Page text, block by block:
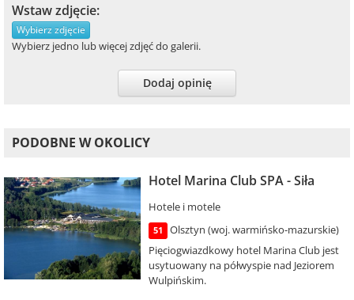
Wstaw zdjęcie:
Wybierz zdjęcie
Wybierz jedno lub więcej zdjęć do galerii.
Dodaj opinię
PODOBNE W OKOLICY
Hotel Marina Club SPA - Siła
Hotele i motele
51
Olsztyn (woj. warmińsko-mazurskie)
Pięciogwiazdkowy hotel Marina Club jest
usytuowany na półwyspie nad Jeziorem
Wulpińskim.